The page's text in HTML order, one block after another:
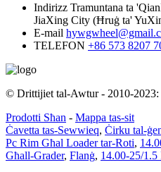
Indirizz Tramuntana ta
JiaXing City (Ħruġ ta'
E-mail
TELEFON +86 573 8207
© Drittijiet tal-Awtur - 2010-
Prodotti Sħan - Mappa tas-sit
Ċavetta tas-Sewwieq, Ċirku tal-
Pc Rim Għal Loader tar-Roti,
Għall-Grader, Flanġ, 14.00-25/